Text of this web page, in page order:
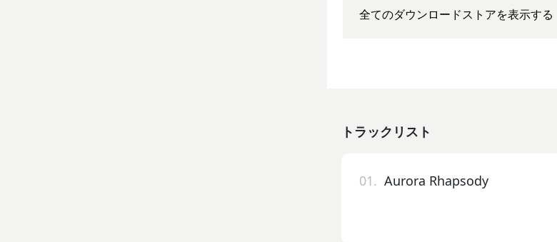
全てのダウンロードストアを表示する
トラックリスト
01. Aurora Rhapsody